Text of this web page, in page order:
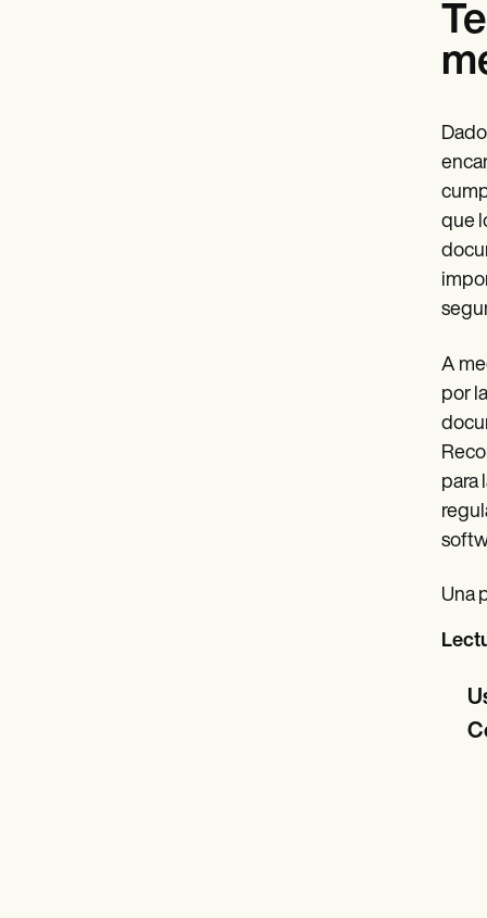
que
A
por
para
Una